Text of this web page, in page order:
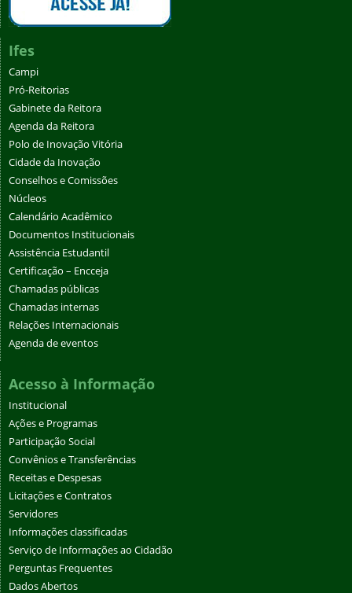
Ifes
Campi
Pró-Reitorias
Gabinete da Reitora
Agenda da Reitora
Polo de Inovação Vitória
Cidade da Inovação
Conselhos e Comissões
Núcleos
Calendário Acadêmico
Documentos Institucionais
Assistência Estudantil
Certificação – Encceja
Chamadas públicas
Chamadas internas
Relações Internacionais
Agenda de eventos
Acesso à Informação
Institucional
Ações e Programas
Participação Social
Convênios e Transferências
Receitas e Despesas
Licitações e Contratos
Servidores
Informações classificadas
Serviço de Informações ao Cidadão
Perguntas Frequentes
Dados Abertos